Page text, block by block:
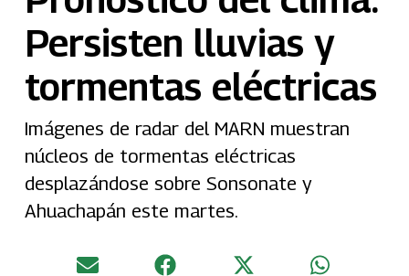
Persisten lluvias y
tormentas eléctricas
Imágenes de radar del MARN muestran
núcleos de tormentas eléctricas
desplazándose sobre Sonsonate y
Ahuachapán este martes.